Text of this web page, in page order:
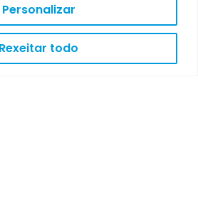
Personalizar
Rexeitar todo